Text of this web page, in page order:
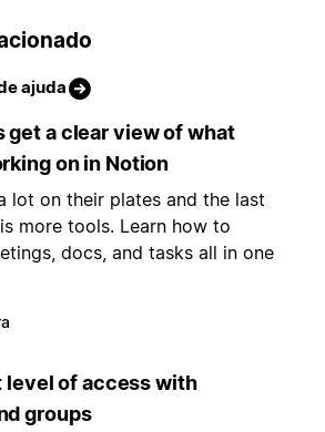
ajuda
get a clear view of what
on in Notion
lot on their plates and the last
more tools. Learn how to
docs, and tasks all in one
level of access with
groups